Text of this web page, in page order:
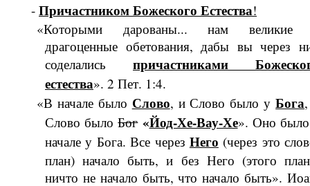
- Причастником Божеского Естест­ва!
«Которыми дарованы... нам великие
драгоценные обетования, дабы вы че­рез
соделались причастниками
естества». 2 Пет. 1:4.
«В начале было Слово, и Слово было уБога
Слово былоБог «Йод-Хе-Вау-Хе». Оно
начале у Бога. Все через Него (через это
план) начало быть, и без Него (этого
ничто не начало быть, что начало быть».